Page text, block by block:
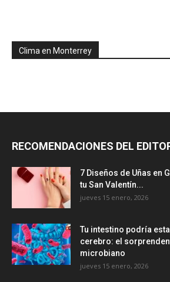
Clima en Monterrey
RECOMENDACIONES DEL
7 Diseños de Uñas en
tu San Valentín...
jueves 15 enero, 2026
Tu intestino podría
cerebro: el
microbiano
jueves 15 enero, 2026